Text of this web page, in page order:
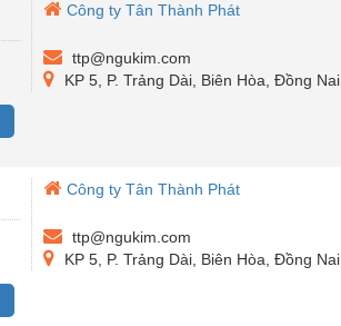
Công ty Tân Thành Phát
ttp@ngukim.com
KP 5, P. Trảng Dài, Biên Hòa, Đồng Nai
Công ty Tân Thành Phát
ttp@ngukim.com
KP 5, P. Trảng Dài, Biên Hòa, Đồng Nai